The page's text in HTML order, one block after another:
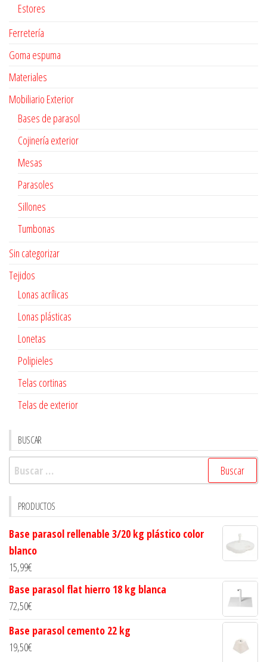
Estores
Ferretería
Goma espuma
Materiales
Mobiliario Exterior
Bases de parasol
Cojinería exterior
Mesas
Parasoles
Sillones
Tumbonas
Sin categorizar
Tejidos
Lonas acrílicas
Lonas plásticas
Lonetas
Polipieles
Telas cortinas
Telas de exterior
BUSCAR
Buscar:
PRODUCTOS
Base parasol rellenable 3/20 kg plástico color
blanco
15,99€
Base parasol flat hierro 18 kg blanca
72,50€
Base parasol cemento 22 kg
19,50€